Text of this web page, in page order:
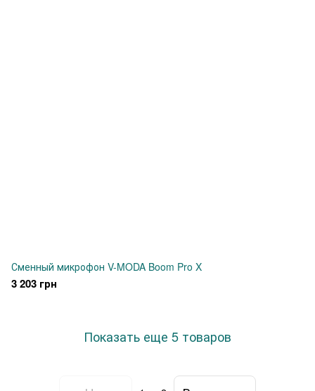
Сменный микрофон V-MODA Boom Pro X
3 203 грн
Показать еще 5 товаров